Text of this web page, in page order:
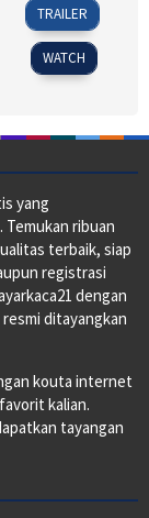
Sep
2020
Williams
TRAILER
WATCH
yang
Temukan ribuan
terbaik, siap
registrasi
dengan
ditayangkan
kouta internet
kalian.
tayangan